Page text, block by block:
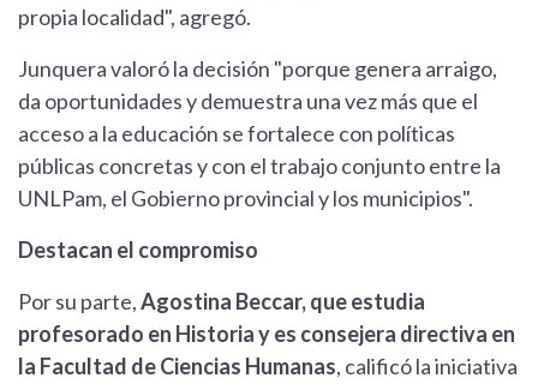
propia localidad", agregó.
Junquera valoró la decisión "porque genera arraigo,
da oportunidades y demuestra una vez más que el
acceso a la educación se fortalece con políticas
públicas concretas y con el trabajo conjunto entre la
UNLPam, el Gobierno provincial y los municipios".
Destacan el compromiso
Por su parte,Agostina Beccar, que estudia
profesorado en Historia y es consejera directiva en
la Facultad de Ciencias Humanas, calificó la iniciativa